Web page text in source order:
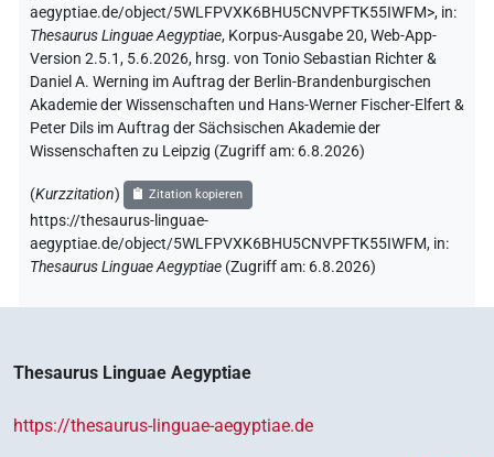
aegyptiae.de/object/5WLFPVXK6BHU5CNVPFTK55IWFM>, in:
Thesaurus Linguae Aegyptiae, Korpus-Ausgabe 20, Web-App-
Version 2.5.1, 5.6.2026, hrsg. von Tonio Sebastian Richter &
Daniel A. Werning im Auftrag der Berlin-Brandenburgischen
Akademie der Wissenschaften und Hans-Werner Fischer-Elfert &
Peter Dils im Auftrag der Sächsischen Akademie der
Wissenschaften zu Leipzig (Zugriff am: 6.8.2026)
(Kurzzitation) Zitation kopieren
https://thesaurus-linguae-
aegyptiae.de/object/5WLFPVXK6BHU5CNVPFTK55IWFM, in:
Thesaurus Linguae Aegyptiae (Zugriff am: 6.8.2026)
Thesaurus Linguae Aegyptiae
https://thesaurus-linguae-aegyptiae.de